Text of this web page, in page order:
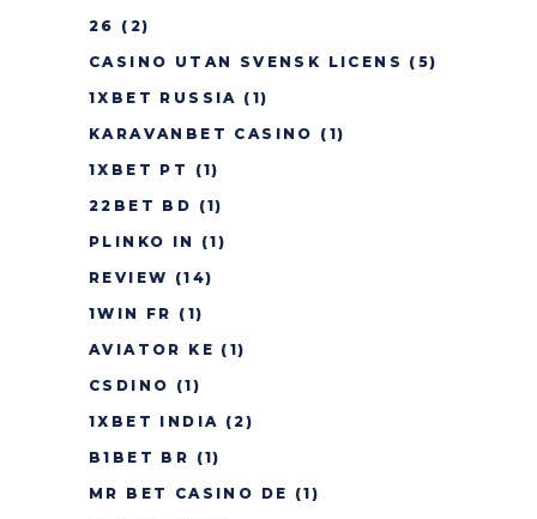
26 (2)
CASINO UTAN SVENSK LICENS (5)
1XBET RUSSIA (1)
KARAVANBET CASINO (1)
1XBET PT
(1)
22BET BD (1)
PLINKO IN
(1)
REVIEW (14)
1WIN FR (1)
AVIATOR KE (1)
CSDINO (1)
1XBET INDIA (2)
B1BET BR (1)
MR BET CASINO DE (1)